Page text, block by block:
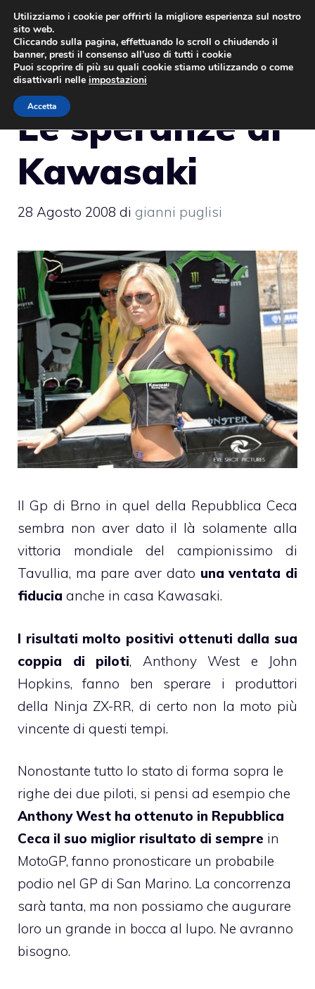
Vai
contenuto
Le speranze di
Kawasaki
28 Agosto 2008 di gianni puglisi
Il Gp di Brno in quel della Repubblica Ceca
sembra non aver dato il là solamente alla
vittoria mondiale del campionissimo di
Tavullia, ma pare aver dato una ventata di
fiducia anche in casa Kawasaki.
I risultati molto positivi ottenuti dalla sua
coppia di piloti, Anthony West e John
Hopkins, fanno ben sperare i produttori
della Ninja ZX-RR, di certo non la moto più
vincente di questi tempi.
Nonostante tutto lo stato di forma sopra le
righe dei due piloti, si pensi ad esempio che
Anthony West ha ottenuto in Repubblica
Ceca il suo miglior risultato di sempre in
MotoGP, fanno pronosticare un probabile
podio nel GP di San Marino. La concorrenza
sarà tanta, ma non possiamo che augurare
loro un grande in bocca al lupo. Ne avranno
bisogno.
Utilizziamo i cookie per offrirti la migliore esperienza sul nostro
sito web.
Cliccando sulla pagina, effettuando lo scroll o chiudendo il
banner, presti il consenso all’uso di tutti i cookie
Puoi scoprire di più su quali cookie stiamo utilizzando o come
disattivarli nelle impostazioni
Accetta